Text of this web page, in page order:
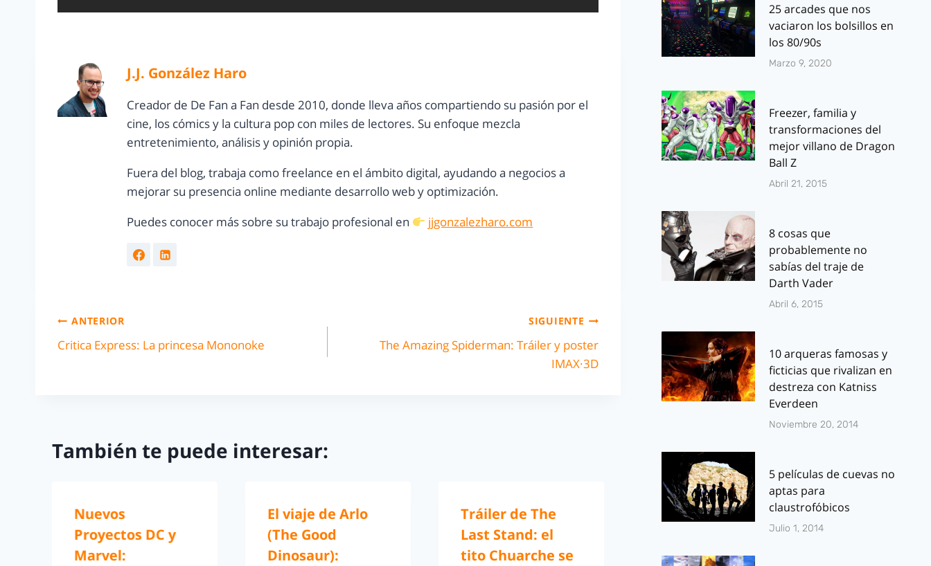
J.J. González Haro
Creador de De Fan a Fan desde 2010, donde lleva años compartiendo su pasión por el
cine, los cómics y la cultura pop con miles de lectores. Su enfoque mezcla
entretenimiento, análisis y opinión propia.
Fuera del blog, trabaja como freelance en el ámbito digital, ayudando a negocios a
mejorar su presencia online mediante desarrollo web y optimización.
Puedes conocer más sobre su trabajo profesional en
jjgonzalezharo.com
ANTERIOR
Critica Express: La princesa Mononoke
SIGUIENTE
The Amazing Spiderman: Tráiler y poster
IMAX·3D
También te puede interesar:
Nuevos
Proyectos DC y
Marvel:
El viaje de Arlo
(The Good
Dinosaur):
Tráiler de The
Last Stand: el
tito Chuarche se
Atentos a:
Max, the
Critica: The
25 arcades que nos
vaciaron los bolsillos en
los 80/90s
Marzo 9, 2020
Freezer, familia y
transformaciones del
mejor villano de Dragon
Ball Z
Abril 21, 2015
8 cosas que
probablemente no
sabías del traje de
Darth Vader
Abril 6, 2015
10 arqueras famosas y
ficticias que rivalizan en
destreza con Katniss
Everdeen
Noviembre 20, 2014
5 películas de cuevas no
aptas para
claustrofóbicos
Julio 1, 2014